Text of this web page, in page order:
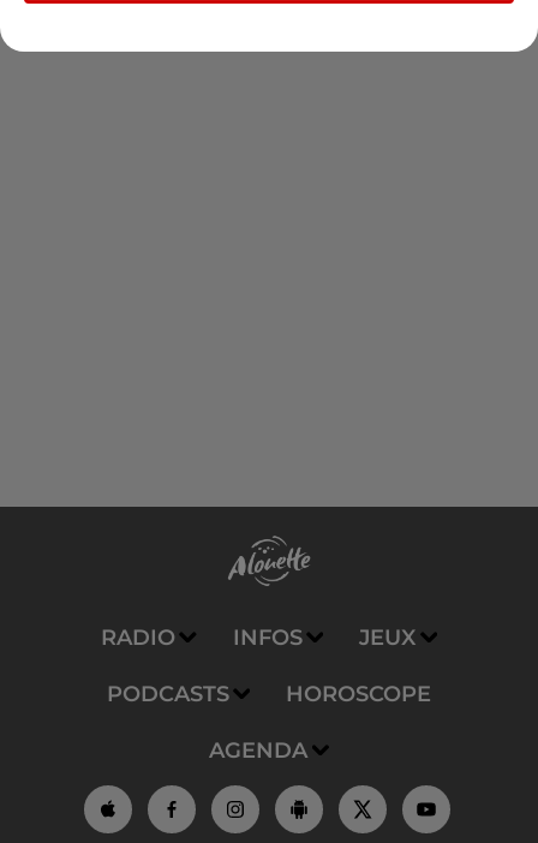
RADIO INFOS JEUX
PODCASTS HOROSCOPE
AGENDA